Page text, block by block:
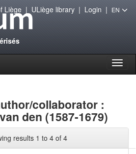
Liège| ULiège library| Login | EN
collaborator :
den (1587-1679)
results 1 to 4 of 4